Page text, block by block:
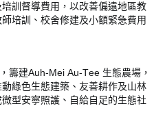
培訓督導費用，以改善偏遠地區教
培訓、校舍修建及小額緊急費用
籌建Auh-Mei Au-Tee 生態農場，
綠色生態建築、友善耕作及山林
型安寧照護、自給自足的生態社